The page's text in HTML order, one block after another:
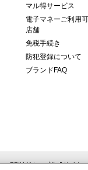
マル得サービス
電子マネーご利用
店舗
免税手続き
防犯登録について
ブランドFAQ
PPIHグループ公式サイト